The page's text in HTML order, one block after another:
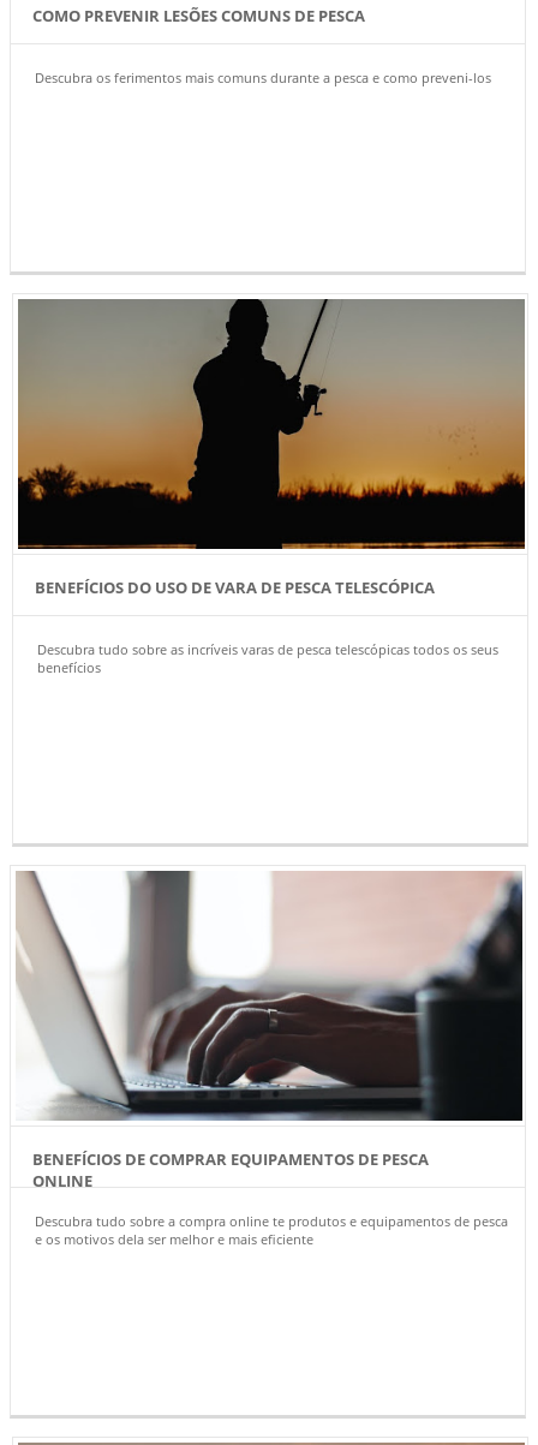
COMO PREVENIR LESÕES COMUNS DE PESCA
Descubra os ferimentos mais comuns durante a pesca e como preveni-los
BENEFÍCIOS DO USO DE VARA DE PESCA TELESCÓPICA
Descubra tudo sobre as incríveis varas de pesca telescópicas todos os seus
benefícios
BENEFÍCIOS DE COMPRAR EQUIPAMENTOS DE PESCA
ONLINE
Descubra tudo sobre a compra online te produtos e equipamentos de pesca
e os motivos dela ser melhor e mais eficiente